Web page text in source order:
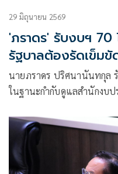
29 มิถุนายน 2569
'ภราดร' รับงบฯ 70
รัฐบาลต้องรัดเข็มขั
นายภราดร ปริศนานันทกุล
ในฐานะกำกับดูแลสำนักงบ
ประมาณแบบฝีแตก แบบแผล